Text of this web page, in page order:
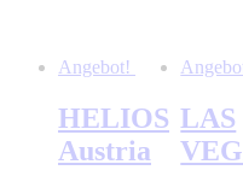
Angebot!
HELIOS
Austria
LAS